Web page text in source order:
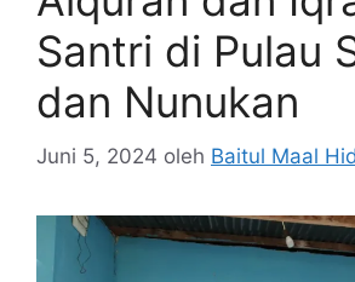
Santri di Pulau
dan Nunukan
Juni 5, 2024 oleh Baitul Maal